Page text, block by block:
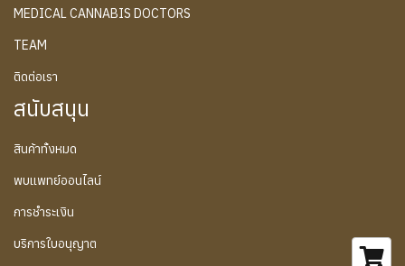
MEDICAL CANNABIS DOCTORS
TEAM
ติดต่อเรา
สนับสนุน
สินค้าทั้งหมด
พบแพทย์ออนไลน์
การชำระเงิน
บริการใบอนุญาต